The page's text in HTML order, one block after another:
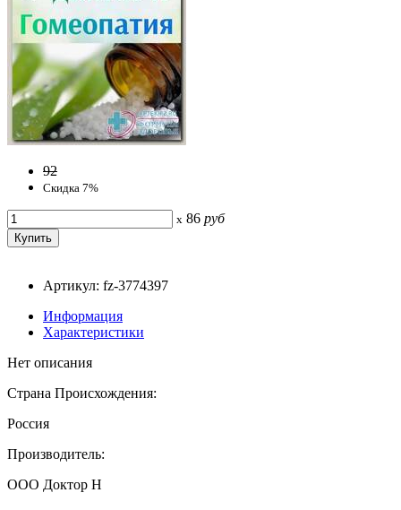
92
Скидка 7%
x 86 руб
Артикул: fz-3774397
Информация
Характеристики
Нет описания
Страна Происхождения:
Россия
Производитель:
ООО Доктор Н